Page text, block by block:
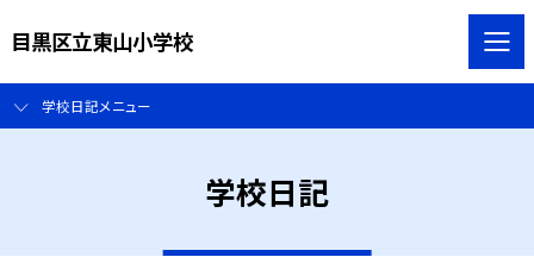
目黒区立東山小学校
学校日記メニュー
学校日記